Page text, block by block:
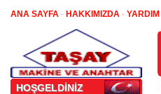
ANA SAYFA - HAKKIMIZDA - YARDIM
HOŞGELDİNİZ